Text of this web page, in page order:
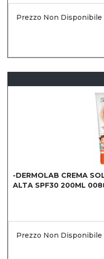
Prezzo Non Disponibile
-DERMOLAB CREMA
ALTA SPF30 200ML
Prezzo Non Disponibile